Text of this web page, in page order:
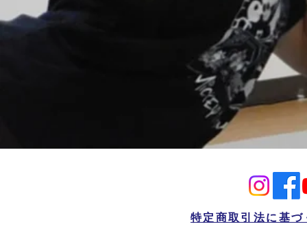
特定商取引法に基